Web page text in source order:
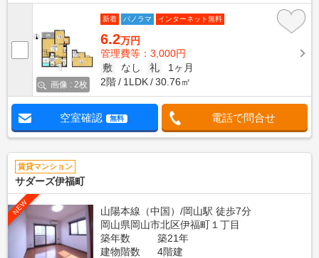
画像 : 2枚
新着 パノラマ インターネット無料
6.2万円
管理費等：3,000円
敷
なし 礼
1ヶ月
2階
1LDK 30.76㎡
空室確認 無料 電話で問合せ
賃貸マンション
サダーズ伊福町
NEW
山陽本線（中国）/岡山駅 徒歩7分
岡山県岡山市北区伊福町１丁目
築年数
築21年
建物階数
4階建